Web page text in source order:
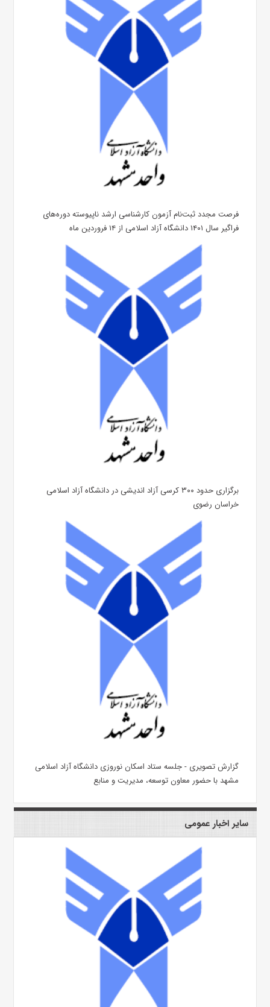
فرصت مجدد ثبت‌نام آزمون کارشناسی ارشد ناپیوسته دوره‌های
فراگیر سال ۱۴۰۱ دانشگاه آزاد اسلامی از ۱۴ فروردین ماه
برگزاری حدود ۳۰۰ کرسی آزاد اندیشی در دانشگاه آزاد اسلامی
خراسان رضوی
گزارش تصویری - جلسه ستاد اسکان نوروزی دانشگاه آزاد اسلامی
مشهد با حضور معاون توسعه، مدیریت و منابع
سایر اخبار عمومی